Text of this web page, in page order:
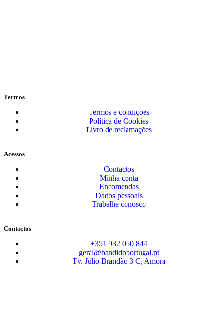
Termos
Termos e condições
Política de Cookies
Livro de reclamações
Acessos
Contactos
Minha conta
Encomendas
Dados pessoais
Trabalhe conosco
Contactos
+351 932 060 844
geral@bandidoportugal.pt
Tv. Júlio Brandão 3 C, Amora